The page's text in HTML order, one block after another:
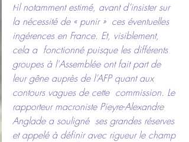
t-il notamment estimé, avant d’insister sur
la nécessité de « punir »  ces éventuelles
ingérences en France. Et, visiblement,
cela a  fonctionné puisque les différents
groupes à l'Assemblée ont fait part de
leur gêne auprès de l’AFP quant aux
contours vagues de cette  commission. Le
rapporteur macroniste Pieyre-Alexandre
Anglade a souligné  ses grandes réserves
et appelé à définir avec rigueur le champ